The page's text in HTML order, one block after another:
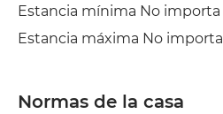
Estancia mínima No importa
Estancia máxima No importa
Normas de la casa